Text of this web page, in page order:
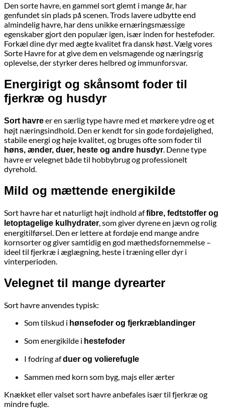
Den sorte havre, en gammel sort glemt i mange år, har
genfundet sin plads på scenen. Trods lavere udbytte end
almindelig havre, har dens unikke ernæringsmæssige
egenskaber gjort den populær igen, især inden for hestefoder.
Forkæl dine dyr med ægte kvalitet fra dansk høst. Vælg vores
Sorte Havre for at give dem en velsmagende og næringsrig
oplevelse, der styrker deres helbred og immunforsvar.
Energirigt og skånsomt foder til
fjerkræ og husdyr
Sort havreer en særlig type havre med et mørkere ydre og et
højt næringsindhold. Den er kendt for sin gode fordøjelighed,
stabile energi og høje kvalitet, og bruges ofte som foder til
høns, ænder, duer, heste og andre husdyr. Denne type
havre er velegnet både til hobbybrug og professionelt
dyrehold.
Mild og mættende energikilde
Sort havre har et naturligt højt indhold affibre, fedtstoffer og
letoptagelige kulhydrater, som giver dyrene en jævn og rolig
energitilførsel. Den er lettere at fordøje end mange andre
kornsorter og giver samtidig en god mæthedsfornemmelse –
ideel til fjerkræ i æglægning, heste i træning eller dyr i
vinterperioden.
Velegnet til mange dyrearter
Sort havre anvendes typisk:
Som tilskud i hønsefoder og fjerkræblandinger
Som energikilde i hestefoder
I fodring afduer og volierefugle
Sammen med korn som byg, majs eller ærter
Knækket eller valset sort havre anbefales især til fjerkræ og
mindre fugle.